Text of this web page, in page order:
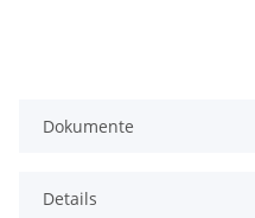
Dokumente
Details